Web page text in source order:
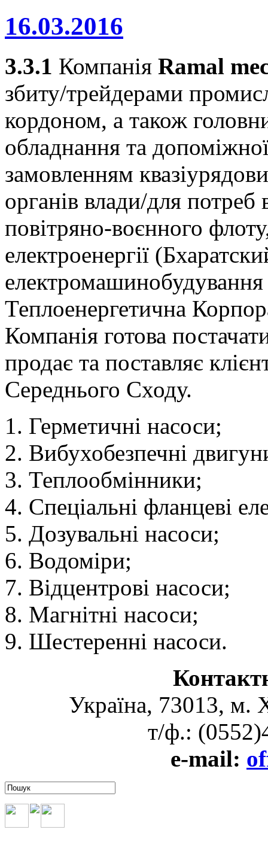
16.03.2016
3.3.1 Компанія Ramal
збиту/трейдерами
кордоном, а також
обладнання та
замовленням
органів влади/для
повітряно-воєнного
електроенергії
Теплоенергетична
Компанія готова
продає та поставляє
Середнього Сходу.
Герметичні насоси;
Вибухобезпечні
Теплообмінники;
Спеціальні фланцеві
Дозувальні насоси;
Водоміри;
Відцентрові насоси;
Магнітні насоси;
Шестеренні насоси.
Україна, 73013, м.
т/ф.:
e-mail: